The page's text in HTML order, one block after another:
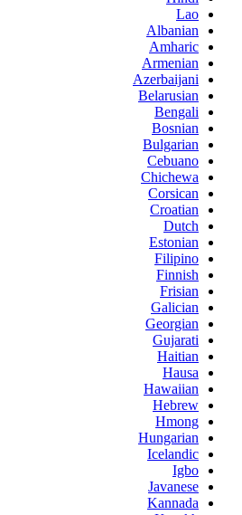
Lao
Albanian
Amharic
Armenian
Azerbaijani
Belarusian
Bengali
Bosnian
Bulgarian
Cebuano
Chichewa
Corsican
Croatian
Dutch
Estonian
Filipino
Finnish
Frisian
Galician
Georgian
Gujarati
Haitian
Hausa
Hawaiian
Hebrew
Hmong
Hungarian
Icelandic
Igbo
Javanese
Kannada